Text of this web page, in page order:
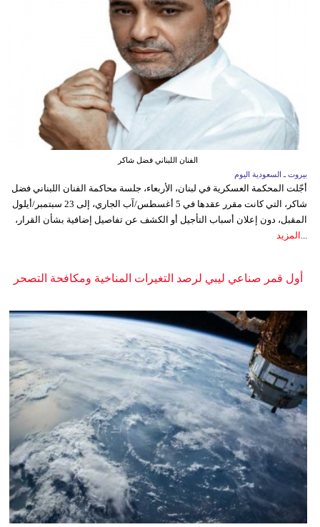
الفنان اللبناني فضل شاكر
بيروت ـ السعودية اليوم
أجّلت المحكمة العسكرية في لبنان، الأربعاء، جلسة محاكمة الفنان اللبناني فضل
شاكر، التي كانت مقرر عقدها في 5 أغسطس/آب الجاري، إلى 23 سبتمبر/أيلول
المقبل، دون إعلان أسباب التأجيل أو الكشف عن تفاصيل إضافية بشأن القرار،
المزيد
أول قمر صناعي ليبي لرصد التغيرات المناخية ومكافحة التصحر